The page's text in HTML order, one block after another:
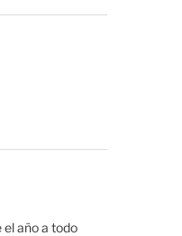
año a todo